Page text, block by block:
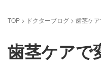
TOP > ドクターブログ > 歯茎ケ
歯茎ケアで